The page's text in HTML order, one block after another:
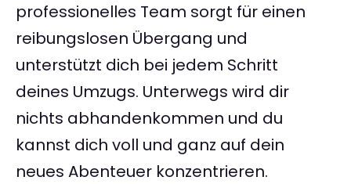
professionelles Team sorgt für einen
reibungslosen Übergang und
unterstützt dich bei jedem Schritt
deines Umzugs. Unterwegs wird dir
nichts abhandenkommen und du
kannst dich voll und ganz auf dein
neues Abenteuer konzentrieren.